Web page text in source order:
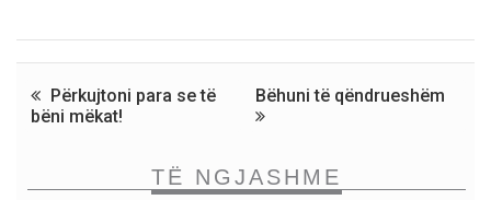
Përkujtoni para se të
bëni mëkat!
Bëhuni të qëndrueshëm
TË NGJASHME